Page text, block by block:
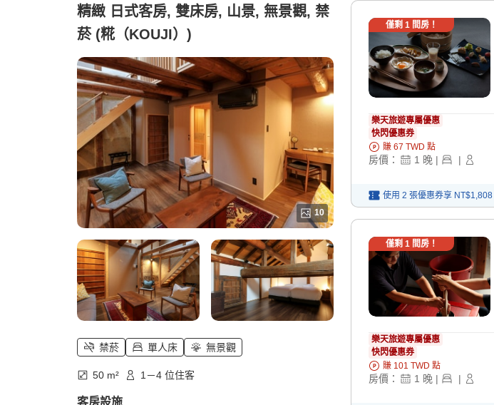
精緻 日式客房, 雙床房, 山景, 無景觀, 禁
菸 (糀（KOUJI）)
10
禁菸 單人床 無景觀
50 m² 1－4 位住客
客房設施
僅剩 1 間房！
樂天旅遊專屬優惠
快閃優惠券
賺 67 TWD 點
房價： 1 晚 | |
使用 2 張優惠券享 NT$1,808
僅剩 1 間房！
樂天旅遊專屬優惠
快閃優惠券
賺 101 TWD 點
房價： 1 晚 | |